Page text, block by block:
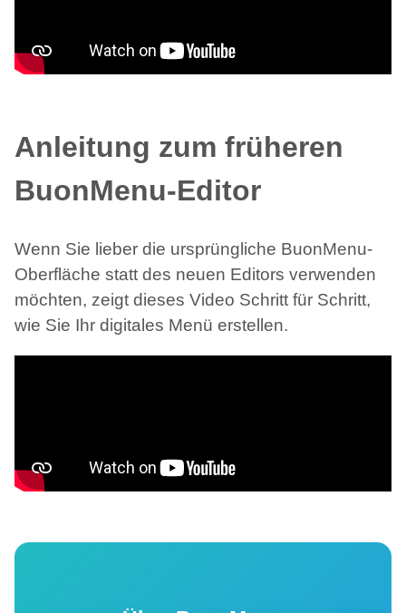
Anleitung zum früheren
BuonMenu-Editor
Wenn Sie lieber die ursprüngliche BuonMenu-
Oberfläche statt des neuen Editors verwenden
möchten, zeigt dieses Video Schritt für Schritt,
wie Sie Ihr digitales Menü erstellen.